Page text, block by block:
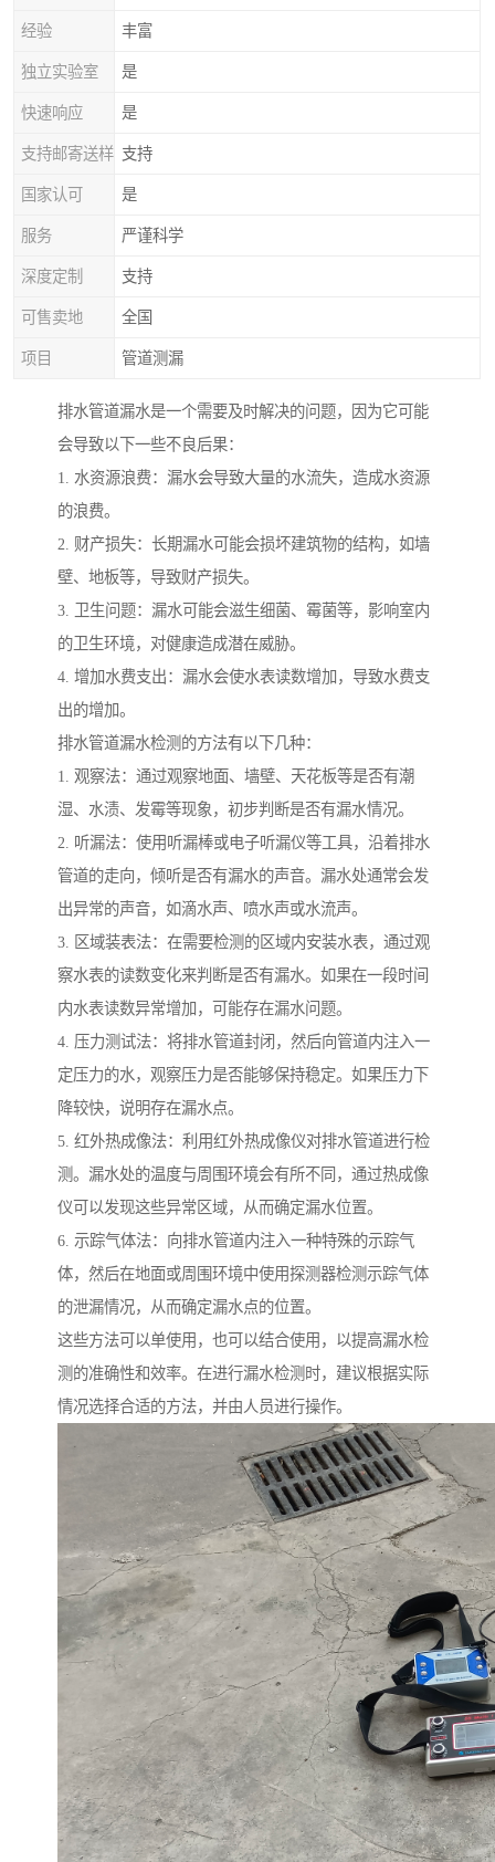
经验 丰富
独立实验室 是
快速响应 是
支持邮寄送样 支持
国家认可 是
服务 严谨科学
深度定制 支持
可售卖地 全国
项目 管道测漏
排水管道漏水是一个需要及时解决的问题，因为它可能
会导致以下一些不良后果：
1. 水资源浪费：漏水会导致大量的水流失，造成水资源
的浪费。
2. 财产损失：长期漏水可能会损坏建筑物的结构，如墙
壁、地板等，导致财产损失。
3. 卫生问题：漏水可能会滋生细菌、霉菌等，影响室内
的卫生环境，对健康造成潜在威胁。
4. 增加水费支出：漏水会使水表读数增加，导致水费支
出的增加。
排水管道漏水检测的方法有以下几种：
1. 观察法：通过观察地面、墙壁、天花板等是否有潮
湿、水渍、发霉等现象，初步判断是否有漏水情况。
2. 听漏法：使用听漏棒或电子听漏仪等工具，沿着排水
管道的走向，倾听是否有漏水的声音。漏水处通常会发
出异常的声音，如滴水声、喷水声或水流声。
3. 区域装表法：在需要检测的区域内安装水表，通过观
察水表的读数变化来判断是否有漏水。如果在一段时间
内水表读数异常增加，可能存在漏水问题。
4. 压力测试法：将排水管道封闭，然后向管道内注入一
定压力的水，观察压力是否能够保持稳定。如果压力下
降较快，说明存在漏水点。
5. 红外热成像法：利用红外热成像仪对排水管道进行检
测。漏水处的温度与周围环境会有所不同，通过热成像
仪可以发现这些异常区域，从而确定漏水位置。
6. 示踪气体法：向排水管道内注入一种特殊的示踪气
体，然后在地面或周围环境中使用探测器检测示踪气体
的泄漏情况，从而确定漏水点的位置。
这些方法可以单使用，也可以结合使用，以提高漏水检
测的准确性和效率。在进行漏水检测时，建议根据实际
情况选择合适的方法，并由人员进行操作。